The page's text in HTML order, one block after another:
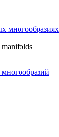
многообразиях
manifolds